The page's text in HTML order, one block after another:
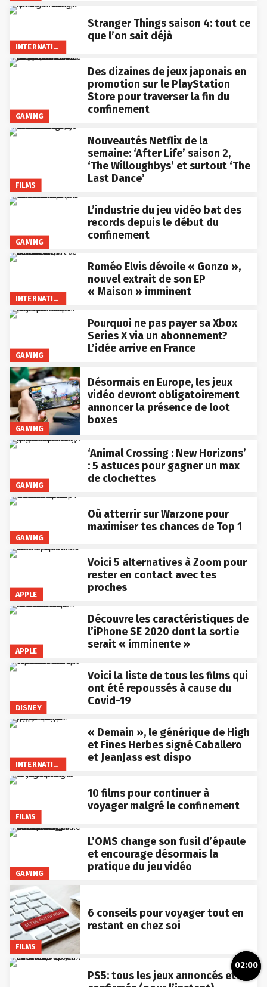
INTERNATIONAL
Stranger Things saison 4: tout ce
que l’on sait déjà
GAMING
Des dizaines de jeux japonais en
promotion sur le PlayStation
Store pour traverser la fin du
confinement
FILMS
Nouveautés Netflix de la
semaine: ‘After Life’ saison 2,
‘The Willoughbys’ et surtout ‘The
Last Dance’
GAMING
L’industrie du jeu vidéo bat des
records depuis le début du
confinement
INTERNATIONAL
Roméo Elvis dévoile « Gonzo »,
nouvel extrait de son EP
« Maison » imminent
GAMING
Pourquoi ne pas payer sa Xbox
Series X via un abonnement?
L’idée arrive en France
GAMING
Désormais en Europe, les jeux
vidéo devront obligatoirement
annoncer la présence de loot
boxes
GAMING
‘Animal Crossing : New Horizons’
: 5 astuces pour gagner un max
de clochettes
GAMING
Où atterrir sur Warzone pour
maximiser tes chances de Top 1
APPLE
Voici 5 alternatives à Zoom pour
rester en contact avec tes
proches
APPLE
Découvre les caractéristiques de
l’iPhone SE 2020 dont la sortie
serait « imminente »
DISNEY
Voici la liste de tous les films qui
ont été repoussés à cause du
Covid-19
INTERNATIONAL
« Demain », le générique de High
et Fines Herbes signé Caballero
et JeanJass est dispo
FILMS
10 films pour continuer à
voyager malgré le confinement
GAMING
L’OMS change son fusil d’épaule
et encourage désormais la
pratique du jeu vidéo
FILMS
6 conseils pour voyager tout en
restant en chez soi
PS5: tous les jeux annoncés et
02:00